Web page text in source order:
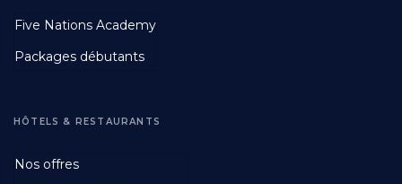
Footer
Second
Five Nations Academy
Packages débutants
Footer
HÔTELS & RESTAURANTS
Nos offres